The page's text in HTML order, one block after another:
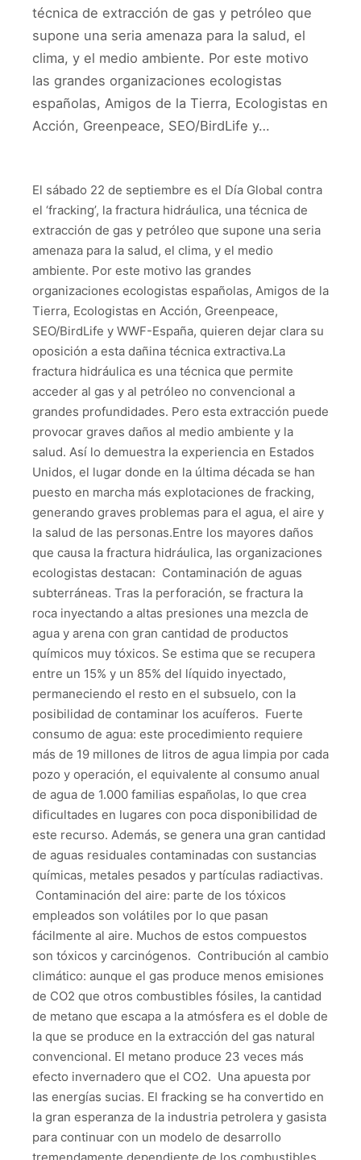
técnica de extracción de gas y petróleo que
supone una seria amenaza para la salud, el
clima, y el medio ambiente. Por este motivo
las grandes organizaciones ecologistas
españolas, Amigos de la Tierra, Ecologistas en
Acción, Greenpeace, SEO/BirdLife y…
El sábado 22 de septiembre es el Día Global contra
el ‘fracking’, la fractura hidráulica, una técnica de
extracción de gas y petróleo que supone una seria
amenaza para la salud, el clima, y el medio
ambiente. Por este motivo las grandes
organizaciones ecologistas españolas, Amigos de la
Tierra, Ecologistas en Acción, Greenpeace,
SEO/BirdLife y WWF-España, quieren dejar clara su
oposición a esta dañina técnica extractiva.La
fractura hidráulica es una técnica que permite
acceder al gas y al petróleo no convencional a
grandes profundidades. Pero esta extracción puede
provocar graves daños al medio ambiente y la
salud. Así lo demuestra la experiencia en Estados
Unidos, el lugar donde en la última década se han
puesto en marcha más explotaciones de fracking,
generando graves problemas para el agua, el aire y
la salud de las personas.Entre los mayores daños
que causa la fractura hidráulica, las organizaciones
ecologistas destacan: Contaminación de aguas
subterráneas. Tras la perforación, se fractura la
roca inyectando a altas presiones una mezcla de
agua y arena con gran cantidad de productos
químicos muy tóxicos. Se estima que se recupera
entre un 15% y un 85% del líquido inyectado,
permaneciendo el resto en el subsuelo, con la
posibilidad de contaminar los acuíferos. Fuerte
consumo de agua: este procedimiento requiere
más de 19 millones de litros de agua limpia por cada
pozo y operación, el equivalente al consumo anual
de agua de 1.000 familias españolas, lo que crea
dificultades en lugares con poca disponibilidad de
este recurso. Además, se genera una gran cantidad
de aguas residuales contaminadas con sustancias
químicas, metales pesados y partículas radiactivas.
Contaminación del aire: parte de los tóxicos
empleados son volátiles por lo que pasan
fácilmente al aire. Muchos de estos compuestos
son tóxicos y carcinógenos. Contribución al cambio
climático: aunque el gas produce menos emisiones
de CO2 que otros combustibles fósiles, la cantidad
de metano que escapa a la atmósfera es el doble de
la que se produce en la extracción del gas natural
convencional. El metano produce 23 veces más
efecto invernadero que el CO2. Una apuesta por
las energías sucias. El fracking se ha convertido en
la gran esperanza de la industria petrolera y gasista
para continuar con un modelo de desarrollo